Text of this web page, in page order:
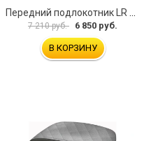
7 210 руб. 6 850 руб.
В КОРЗИНУ